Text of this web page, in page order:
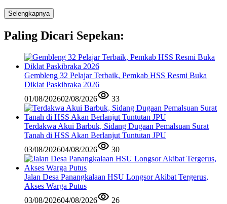
Selengkapnya
Paling Dicari Sepekan:
Gembleng 32 Pelajar Terbaik, Pemkab HSS Resmi Buka
Diklat Paskibraka 2026
01/08/202602/08/2026 33
Terdakwa Akui Barbuk, Sidang Dugaan Pemalsuan Surat
Tanah di HSS Akan Berlanjut Tuntutan JPU
03/08/202604/08/2026 30
Jalan Desa Panangkalaan HSU Longsor Akibat Tergerus,
Akses Warga Putus
03/08/202604/08/2026 26